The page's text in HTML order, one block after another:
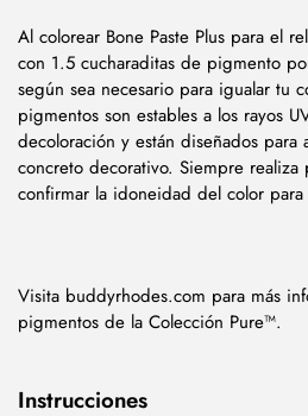
Al colorear Bone Paste Plus para el
con 1.5 cucharaditas de pigmento
según sea necesario para igualar tu
pigmentos son estables a los rayos
decoloración y están diseñados para
concreto decorativo. Siempre
confirmar la idoneidad del color
Visita buddyrhodes.com para más
pigmentos de la Colección Pure™.
Instrucciones